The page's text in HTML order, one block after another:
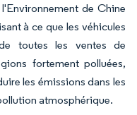
de Chine
à ce que les véhicules
toutes les ventes de
fortement polluées,
les émissions dans les
atmosphérique.